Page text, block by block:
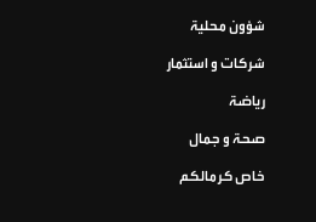
شؤون محلية
شركات و استثمار
رياضة
صحة و جمال
خاص كرمالكم